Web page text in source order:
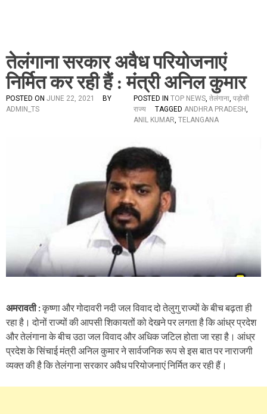
तेलंगाना सरकार अवैध परियोजनाएं
निर्मित कर रही हैं : मंत्री अनिल कुमार
POSTED ON JUNE 22, 2021
BY
ADMIN_TS
POSTED IN TOP NEWS, तेलंगाना, पड़ोसी
राज्य
TAGGED ANDHRA PRADESH,
ANIL KUMAR, TELANGANA
अमरावती :कृष्णा और गोदावरी नदी जल विवाद दो तेलुगु राज्यों के बीच बढ़ता ही
रहा है। दोनों राज्यों की आपसी शिकायतों को देखने पर लगता है कि आंध्र प्रदेश
और तेलंगाना के बीच उठा जल विवाद और अधिक जटिल होता जा रहा है। आंध्र
प्रदेश के सिंचाई मंत्री अनिल कुमार ने सार्वजनिक रूप से इस बात पर नाराजगी
व्यक्त की है कि तेलंगाना सरकार अवैध परियोजनाएं निर्मित कर रही हैं।